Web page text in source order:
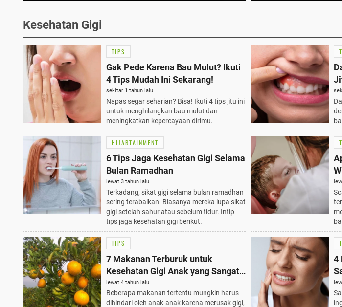
Kesehatan Gigi
TIPS
Gak Pede Karena Bau Mulut? Ikuti
4 Tips Mudah Ini Sekarang!
sekitar 1 tahun lalu
Napas segar seharian? Bisa! Ikuti 4 tips jitu ini
untuk menghilangkan bau mulut dan
meningkatkan kepercayaan dirimu.
HIJABTAINMENT
6 Tips Jaga Kesehatan Gigi Selama
Bulan Ramadhan
lewat 3 tahun lalu
Terkadang, sikat gigi selama bulan ramadhan
sering terabaikan. Biasanya mereka lupa sikat
gigi setelah sahur atau sebelum tidur. Intip
tips jaga kesehatan gigi berikut.
TIPS
7 Makanan Terburuk untuk
Kesehatan Gigi Anak yang Sangat
Disukai
lewat 4 tahun lalu
Beberapa makanan tertentu mungkin harus
dihindari oleh anak-anak karena merusak gigi,
4